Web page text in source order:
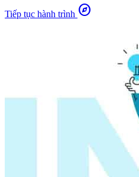
Tiếp tục hành trình explore